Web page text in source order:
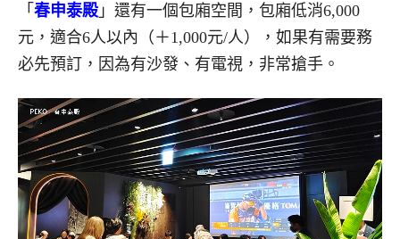
「 春申泰殿 」還有一個包廂空間，包廂低消6,000
元，適合6人以內（＋1,000元/人），如果有需要務
必先預訂，因為有沙發、有電視，非常搶手。